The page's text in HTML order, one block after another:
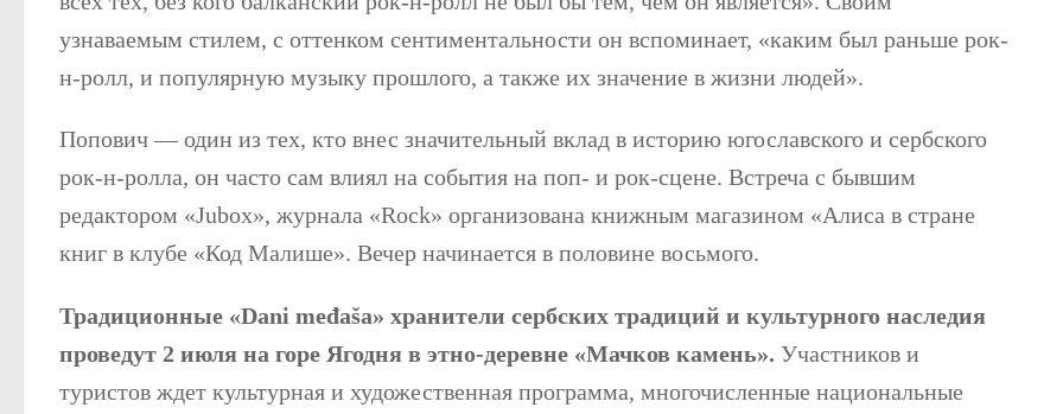
узнаваемым стилем, с оттенком сентиментальности он вспоминает, «каким был раньше рок-
н-ролл, и популярную музыку прошлого, а также их значение в жизни людей».
Попович — один из тех, кто внес значительный вклад в историю югославского и сербского
рок-н-ролла, он часто сам влиял на события на поп- и рок-сцене. Встреча с бывшим
редактором «Jubox», журнала «Rock» организована книжным магазином «Алиса в стране
книг в клубе «Код Малише». Вечер начинается в половине восьмого.
Традиционные «Dani međaša» хранители сербских традиций и культурного наследия
проведут 2 июля на горе Ягодня в этно-деревне «Мачков камень». Участников и
туристов ждет культурная и художественная программа, многочисленные национальные